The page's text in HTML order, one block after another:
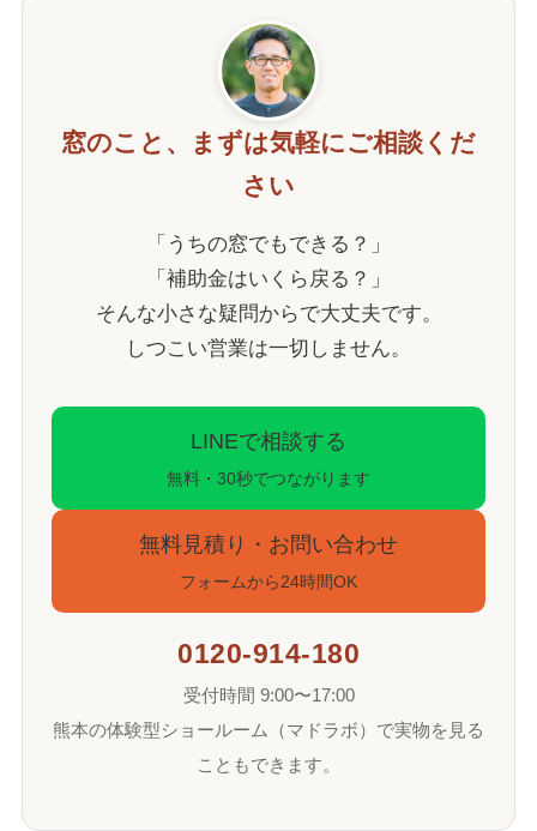
窓のこと、まずは気軽にご相談くだ
さい
「うちの窓でもできる？」
「補助金はいくら戻る？」
そんな小さな疑問からで大丈夫です。
しつこい営業は一切しません。
LINEで相談する
無料・30秒でつながります
無料見積り・お問い合わせ
フォームから24時間OK
0120-914-180
受付時間 9:00〜17:00
熊本の体験型ショールーム（マドラボ）で実物を見る
こともできます。